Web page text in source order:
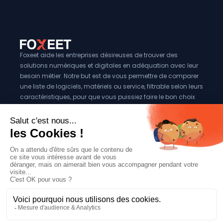
Foxeet aide les entreprises désireuses de trouver des
solutions numériques et digitales en adéquation avec leur
besoin métier. Notre but est de vous permettre de comparer
une liste de logiciels, matériels ou service, filtrable selon leurs
caractéristiques, pour que vous puissiez faire le bon choix
Vous êtes éditeur?
Se référencer sur Foxeet
Réseaux
Mentions légales